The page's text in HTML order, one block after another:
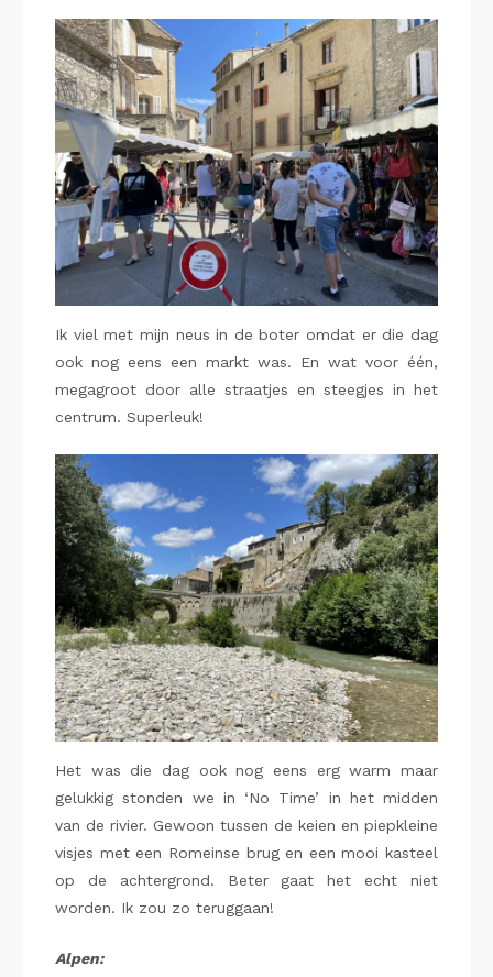
Ik viel met mijn neus in de boter omdat er die dag
ook nog eens een markt was. En wat voor één,
megagroot door alle straatjes en steegjes in het
centrum. Superleuk!
Het was die dag ook nog eens erg warm maar
gelukkig stonden we in ‘No Time’ in het midden
van de rivier. Gewoon tussen de keien en piepkleine
visjes met een Romeinse brug en een mooi kasteel
op de achtergrond. Beter gaat het echt niet
worden. Ik zou zo teruggaan!
Alpen: